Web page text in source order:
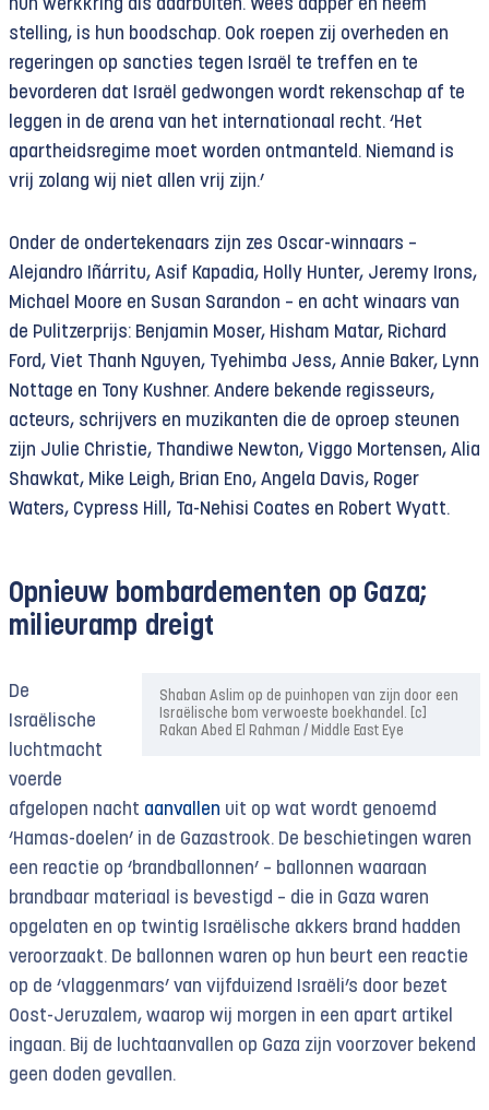
hun werkkring als daarbuiten. Wees dapper en neem
stelling, is hun boodschap. Ook roepen zij overheden en
regeringen op sancties tegen Israël te treffen en te
bevorderen dat Israël gedwongen wordt rekenschap af te
leggen in de arena van het internationaal recht. ‘Het
apartheidsregime moet worden ontmanteld. Niemand is
vrij zolang wij niet allen vrij zijn.’
Onder de ondertekenaars zijn zes Oscar-winnaars –
Alejandro Iñárritu, Asif Kapadia, Holly Hunter, Jeremy Irons,
Michael Moore en Susan Sarandon – en acht winaars van
de Pulitzerprijs: Benjamin Moser, Hisham Matar, Richard
Ford, Viet Thanh Nguyen, Tyehimba Jess, Annie Baker, Lynn
Nottage en Tony Kushner. Andere bekende regisseurs,
acteurs, schrijvers en muzikanten die de oproep steunen
zijn Julie Christie, Thandiwe Newton, Viggo Mortensen, Alia
Shawkat, Mike Leigh, Brian Eno, Angela Davis, Roger
Waters, Cypress Hill, Ta-Nehisi Coates en Robert Wyatt.
Opnieuw bombardementen op Gaza;
milieuramp dreigt
Shaban Aslim op de puinhopen van zijn door een
Israëlische bom verwoeste boekhandel. [c]
Rakan Abed El Rahman / Middle East Eye
De
Israëlische
luchtmacht
voerde
afgelopen nacht aanvallen uit op wat wordt genoemd
‘Hamas-doelen’ in de Gazastrook. De beschietingen waren
een reactie op ‘brandballonnen’ – ballonnen waaraan
brandbaar materiaal is bevestigd – die in Gaza waren
opgelaten en op twintig Israëlische akkers brand hadden
veroorzaakt. De ballonnen waren op hun beurt een reactie
op de ‘vlaggenmars’ van vijfduizend Israëli’s door bezet
Oost-Jeruzalem, waarop wij morgen in een apart artikel
ingaan. Bij de luchtaanvallen op Gaza zijn voorzover bekend
geen doden gevallen.